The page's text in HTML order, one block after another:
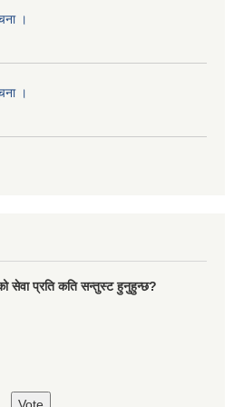
।
।
सेवा प्रति कति सन्तुस्ट हुनुहुन्छ?